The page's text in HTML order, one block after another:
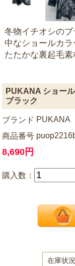
冬物イチオシの
中なショールカ
たたかな裏起毛素
PUKANA ショー
ブラック
ブランド PUKANA
商品番号
8,690円
購入数：